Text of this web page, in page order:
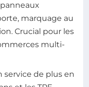
panneaux
marquage au
Crucial pour les
multi-
service de plus en